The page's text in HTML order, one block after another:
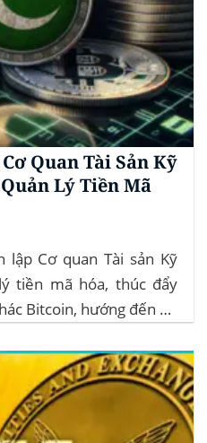
Quan Tài Sản Kỹ
Lý Tiền Mã
lập Cơ quan Tài sản Kỹ
tiền mã hóa, thúc đẩy
Bitcoin, hướng đến hệ
phủ Pakistan...